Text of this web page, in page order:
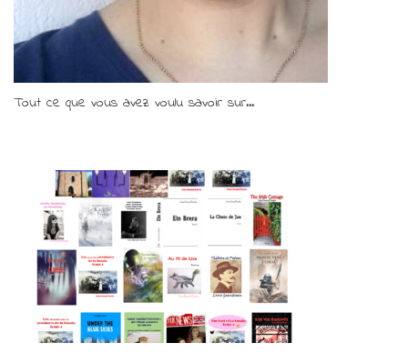
Tout ce que vous avez voulu savoir sur...